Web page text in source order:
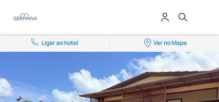
Ligar ao hotel Ver no Mapa